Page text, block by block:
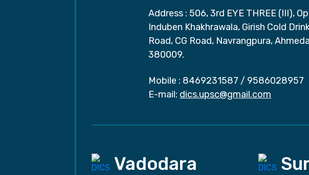
Address : 506, 3rd EYE THREE (III),
Induben Khakhrawala, Girish Cold
Road, CG Road, Navrangpura,
380009.
Mobile : 8469231587 / 9586028957
E-mail: dics.upsc@gmail.com
Vadodara